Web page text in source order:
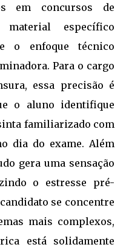
em concursos de
específico
o enfoque técnico
Para o cargo
essa precisão é
o aluno identifique
familiarizado com
dia do exame. Além
gera uma sensação
o estresse pré-
se concentre
mais complexos,
está solidamente